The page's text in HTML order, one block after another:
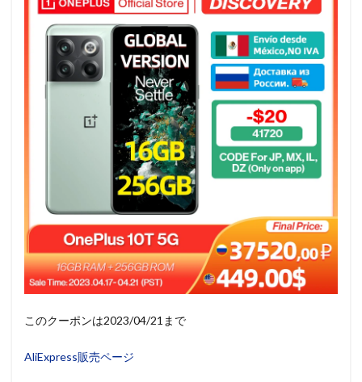
このクーポンは2023/04/21まで
AliExpress販売ページ